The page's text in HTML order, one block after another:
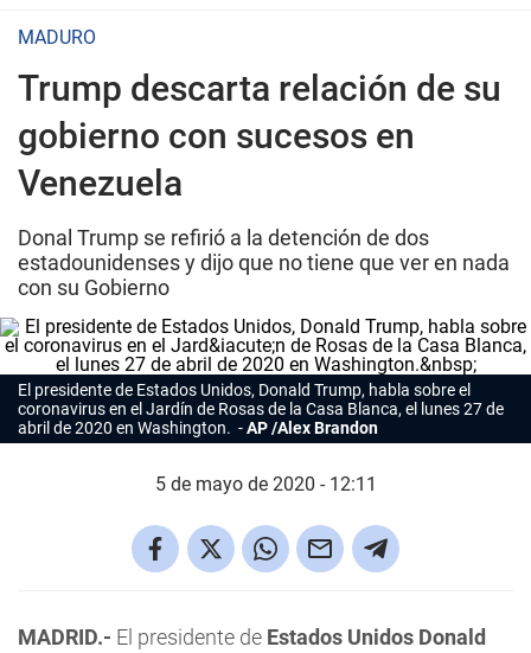
MADURO
Trump descarta relación de su
gobierno con sucesos en
Venezuela
Donal Trump se refirió a la detención de dos
estadounidenses y dijo que no tiene que ver en nada
con su Gobierno
El presidente de Estados Unidos, Donald Trump, habla sobre el
coronavirus en el Jardín de Rosas de la Casa Blanca, el lunes 27 de
abril de 2020 en Washington.
AP /Alex Brandon
5 de mayo de 2020 - 12:11
MADRID.- El presidente de Estados Unidos Donald